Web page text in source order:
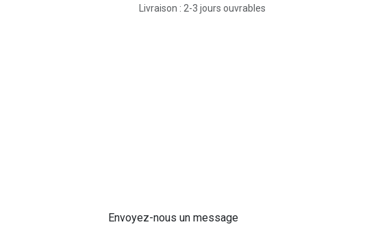
Livraison : 2-3 jours ouvrables
Envoyez-nous un message